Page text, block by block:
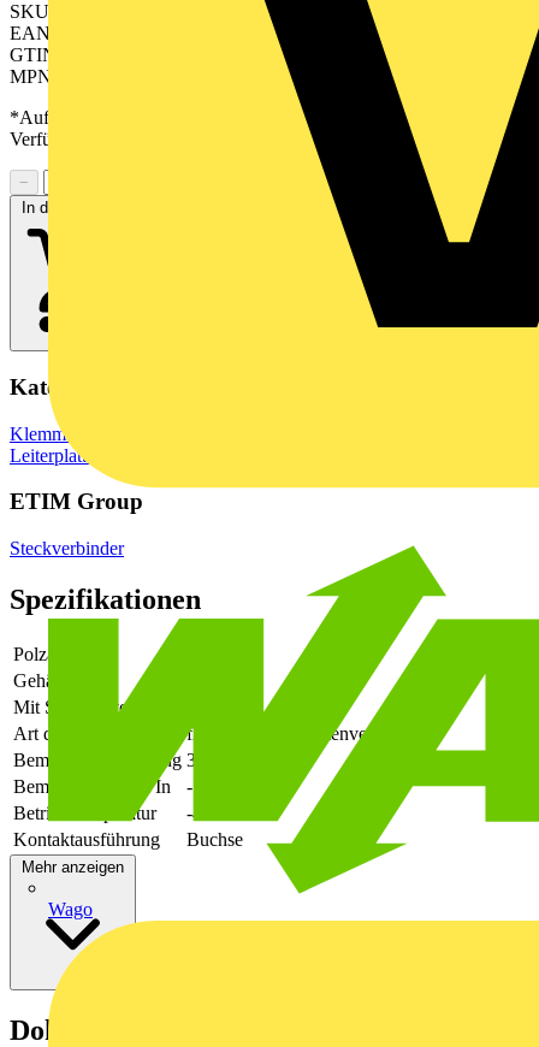
Wago
SKU: 2644290000
EAN: 04050118642681
GTIN: 04050118642681
MPN: CPS 5.00/05/270 SN GN BX
*Auf Anfrage verfügbar - bitte in den Warenkorb legen, um
Verfügbarkeit zu prüfen
−
In den Warenkorb
Kategorien
Klemmen, Steckverbinder & Verbindungselemente
Leiterplattensteckverbinder
ETIM Group
Steckverbinder
Spezifikationen
Polzahl
Gehäusefarbe
Mit Schutzleiter
Art der Verbindung
flexibler Leiterplattenverbinder
Bemessungsspannung 320
Bemessungsstrom In
-
Betriebstemperatur
-40 - 105
Kontaktausführung
Buchse
Mehr anzeigen
Dokumente